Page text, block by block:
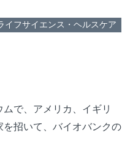
イフサイエンス・ヘルスケア
で、アメリカ、イギリ
招いて、バイオバンクの